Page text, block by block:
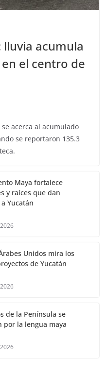
acumula
el centro de
acerca al acumulado
se reportaron 135.3
Maya fortalece
y raíces que dan
Yucatán
Unidos mira los
de Yucatán
de la Península se
por la lengua maya